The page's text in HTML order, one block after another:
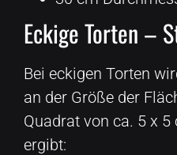
Eckige Torten –
Bei eckigen Torten
an der Größe der
Quadrat von ca. 5 x
ergibt: